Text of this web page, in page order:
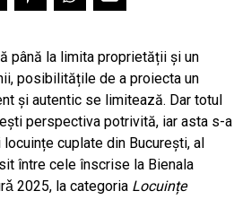
până la limita proprietății și un
posibilitățile de a proiecta un
și autentic se limitează. Dar totul
perspectiva potrivită, iar asta s-a
cuplate din București, al
între cele înscrise la Bienala
2025, la categoria Locuințe